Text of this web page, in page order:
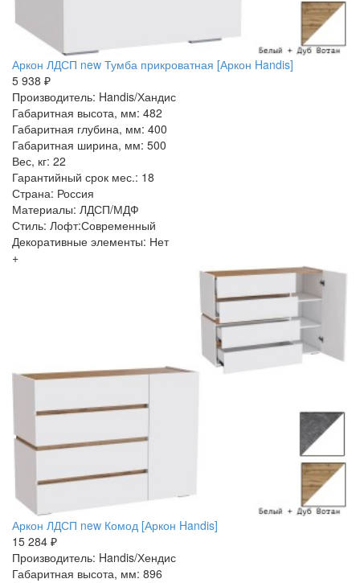
Аркон ЛДСП new Тумба прикроватная [Аркон Handis]
5 938 ₽
Производитель: Handis/Хандис
Габаритная высота, мм: 482
Габаритная глубина, мм: 400
Габаритная ширина, мм: 500
Вес, кг: 22
Гарантийный срок мес.: 18
Страна: Россия
Материалы: ЛДСП/МДФ
Стиль: Лофт:Современный
Декоративные элементы: Нет
+
Аркон ЛДСП new Комод [Аркон Handis]
15 284 ₽
Производитель: Handis/Хендис
Габаритная высота, мм: 896